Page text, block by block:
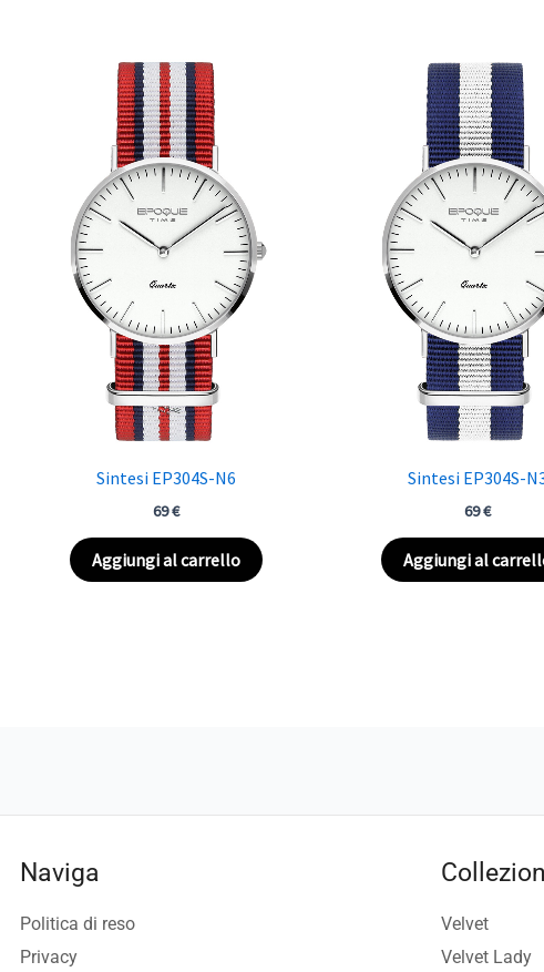
Sintesi EP304S-N6
69€
Aggiungi al carrello
Sintesi EP304S-
69€
Aggiungi al
Naviga
Politica di reso
Privacy
Velvet
Velvet Lady